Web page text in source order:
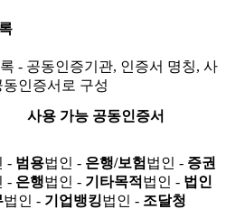
- 공동인증기관, 인증서 명칭, 사
동인증서로 구성
사용 가능 공동인증서
- 범용법인 - 은행/보험 법인 - 증권
- 은행법인 - 기타목적 법인 - 법인
법인 - 기업뱅킹법인 - 조달청